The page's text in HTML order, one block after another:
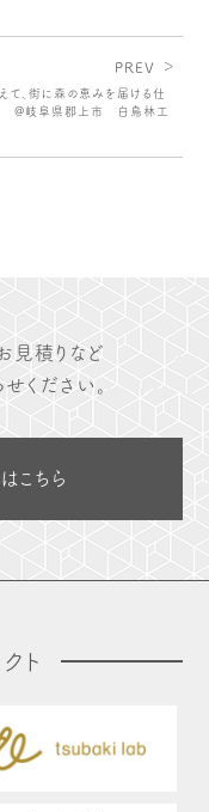
PREV ＞
て、街に森の恵みを届ける仕
@岐阜県郡上市 白鳥林工
見積りなど
ください。
こちら
ト